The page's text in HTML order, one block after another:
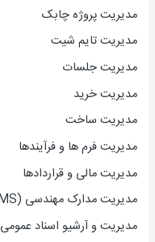
مدیریت پروژه چابک
مدیریت تایم شیت
مدیریت جلسات
مدیریت خرید
مدیریت ساخت
مدیریت فرم ها و فرآیندها
مدیریت مالی و قراردادها
مدیریت مدارک مهندسی (EDMS)
مدیریت و آرشیو اسناد عمومی